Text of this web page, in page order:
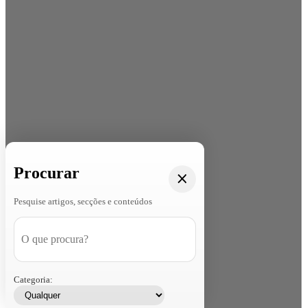
Procurar
Pesquise artigos, secções e conteúdos
Categoria: